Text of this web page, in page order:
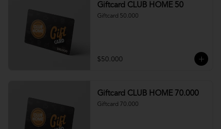
Giftcard CLUB HOME 50
Giftcard 50.000
$50.000
Giftcard CLUB HOME 70.000
Giftcard 70.000